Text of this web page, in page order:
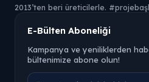
2013’ten beri üreticilerle.
E-Bülten Aboneliği
Kampanya ve yeniliklerden
bültenimize abone olun!